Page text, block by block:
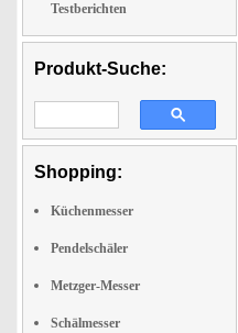
Testberichten
Produkt-Suche:
Shopping:
Küchenmesser
Pendelschäler
Metzger-Messer
Schälmesser